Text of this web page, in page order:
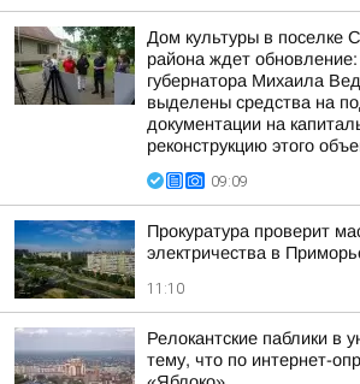
Дом культуры в поселке
района ждет
губернатора Михаила
выделены средства на
документации на
реконструкцию этого
09:09
Прокуратура проверит
электричества в
11:10
Релокантские паблики в
тему, что по интернет-